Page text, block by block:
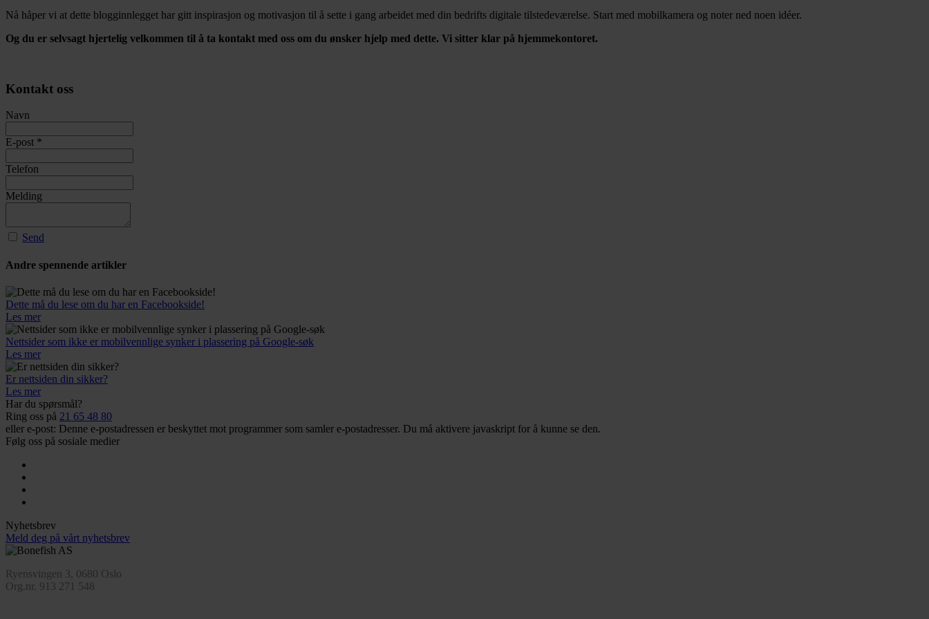
Nå håper vi at dette blogginnlegget har gitt inspirasjon og motivasjon til å sette i gang arbeidet med din bedrifts digitale tilstedeværelse. Start med mobilkamera og noter ned noen idéer.
Og du er selvsagt hjertelig velkommen til å ta kontakt med oss om du ønsker hjelp med dette. Vi sitter klar på hjemmekontoret.
Kontakt oss
Navn
E-post *
Telefon
Melding
Send
Andre spennende artikler
Dette må du lese om du har en Facebookside!
Les mer
Nettsider som ikke er mobilvennlige synker i plassering på Google-søk
Les mer
Er nettsiden din sikker?
Les mer
Har du spørsmål?
Ring oss på 21 65 48 80
eller e-post: Denne e-postadressen er beskyttet mot programmer som samler e-postadresser. Du må aktivere javaskript for å kunne se den.
Følg oss på sosiale medier
Nyhetsbrev
Meld deg på vårt nyhetsbrev
Ryensvingen 3, 0680 Oslo
Org.nr. 913 271 548